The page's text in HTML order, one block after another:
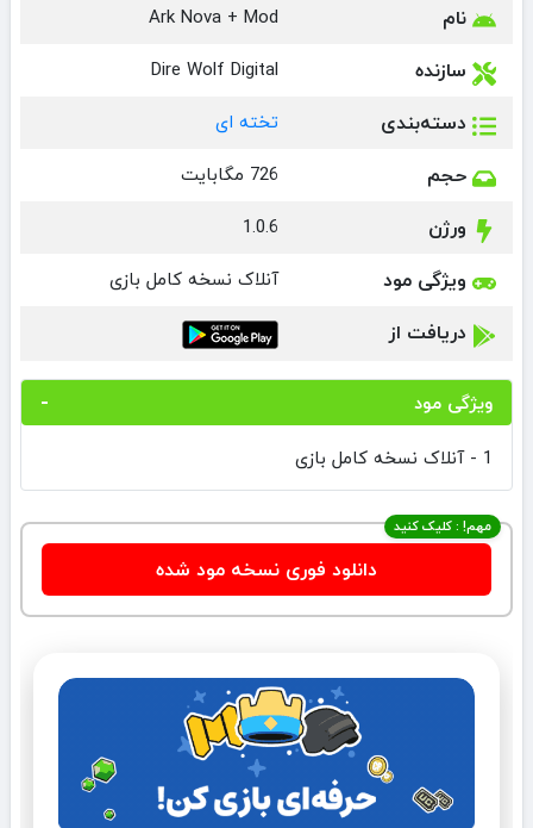
نام Ark Nova + Mod
سازنده Dire Wolf Digital
دسته‌بندی تخته ای
حجم 726 مگابایت
ورژن 1.0.6
ویژگی مود آنلاک نسخه کامل بازی
دریافت از
ویژگی مود
1 - آنلاک نسخه کامل بازی
مهم! : کلیک کنید
دانلود فوری نسخه مود شده